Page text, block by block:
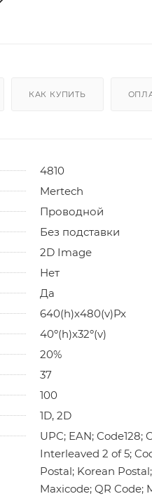
КАК КУПИТЬ
4810
Mertech
Проводной
Без подставки
2D Image
Нет
Да
640(h)х480(v)Px
40º(h)x32º(v)
20%
37
100
1D, 2D
UPC; EAN; Code128;
Interleaved 2 of 5;
Postal; Korean
Maxicode; QR Code;